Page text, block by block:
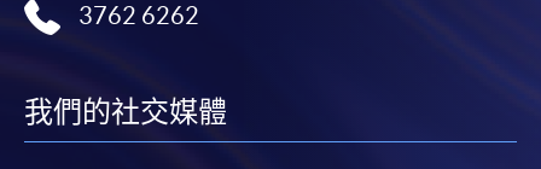
3762 6262
我們的社交媒體